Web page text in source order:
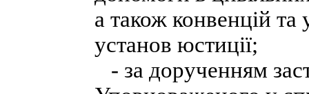
а також конвенцій та
установ юстиції;
- за дорученням